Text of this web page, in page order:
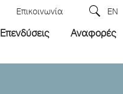
Επικοινωνία EN
Επενδύσεις Αναφορές